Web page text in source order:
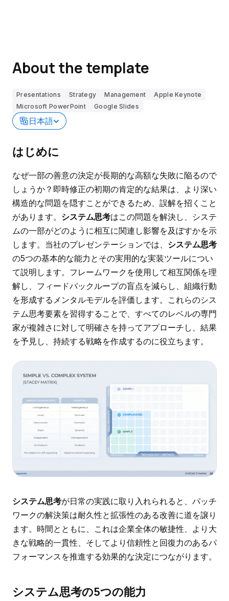
About the template
Presentations Strategy Management
Apple Keynote
Microsoft PowerPoint
Google Slides
日本語
はじめに
なぜ一部の善意の決定が長期的な高額な失敗に陥るので
しょうか？即時修正の初期の肯定的な結果は、より深い
構造的な問題を隠すことができるため、誤解を招くこと
があります。 システム思考はこの問題を解決し、システ
ムの一部がどのように相互に関連し影響を及ぼすかを示
します。当社のプレゼンテーションでは、 システム思考
の5つの基本的な能力とその実用的な実装ツールについ
て説明します。フレームワークを使用して相互関係を理
解し、フィードバックループの盲点を減らし、組織行動
を形成するメンタルモデルを評価します。これらのシス
テム思考要素を習得することで、すべてのレベルの専門
家が複雑さに対して明確さを持ってアプローチし、結果
を予見し、持続する戦略を作成するのに役立ちます。
システム思考が日常の実践に取り入れられると、パッチ
ワークの解決策は耐久性と拡張性のある改善に道を譲り
ます。時間とともに、これは企業全体の敏捷性、より大
きな戦略的一貫性、そしてより信頼性と回復力のあるパ
フォーマンスを推進する効果的な決定につながります。
システム思考の5つの能力